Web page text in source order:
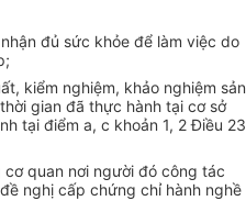
đủ sức khỏe để làm việc do
kiểm nghiệm, khảo nghiệm sản
gian đã thực hành tại cơ sở
tại điểm a, c khoản 1, 2 Điều 23
quan nơi người đó công tác
nghị cấp chứng chỉ hành nghề